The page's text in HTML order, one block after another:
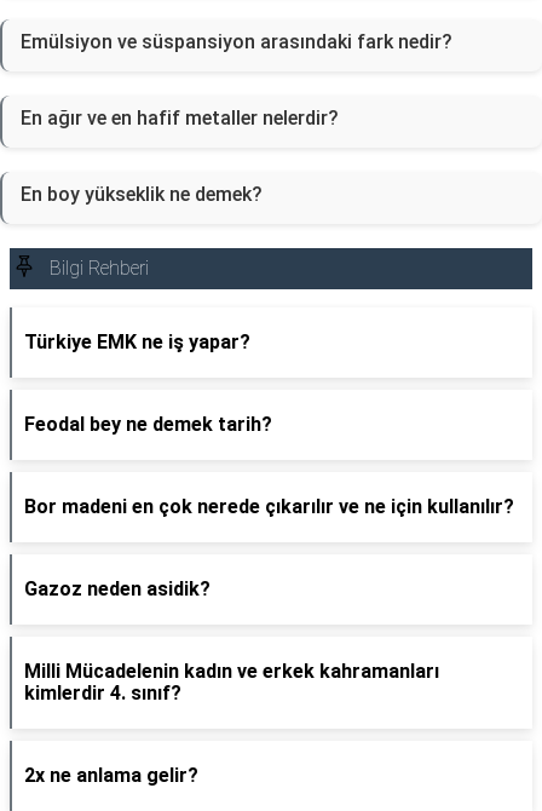
Emülsiyon ve süspansiyon arasındaki fark nedir?
En ağır ve en hafif metaller nelerdir?
En boy yükseklik ne demek?
Bilgi Rehberi
Türkiye EMK ne iş yapar?
Feodal bey ne demek tarih?
Bor madeni en çok nerede çıkarılır ve ne için kullanılır?
Gazoz neden asidik?
Milli Mücadelenin kadın ve erkek kahramanları
kimlerdir 4. sınıf?
2x ne anlama gelir?